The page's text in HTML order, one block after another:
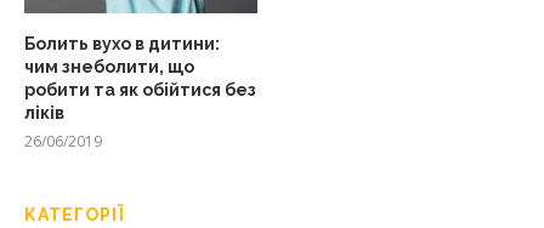
Болить вухо в дитини:
чим знеболити, що
робити та як обійтися без
ліків
26/06/2019
КАТЕГОРІЇ